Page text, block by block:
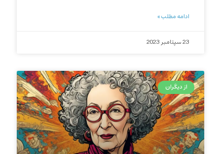
ادامه مطلب »
23 سپتامبر 2023
از دیگران